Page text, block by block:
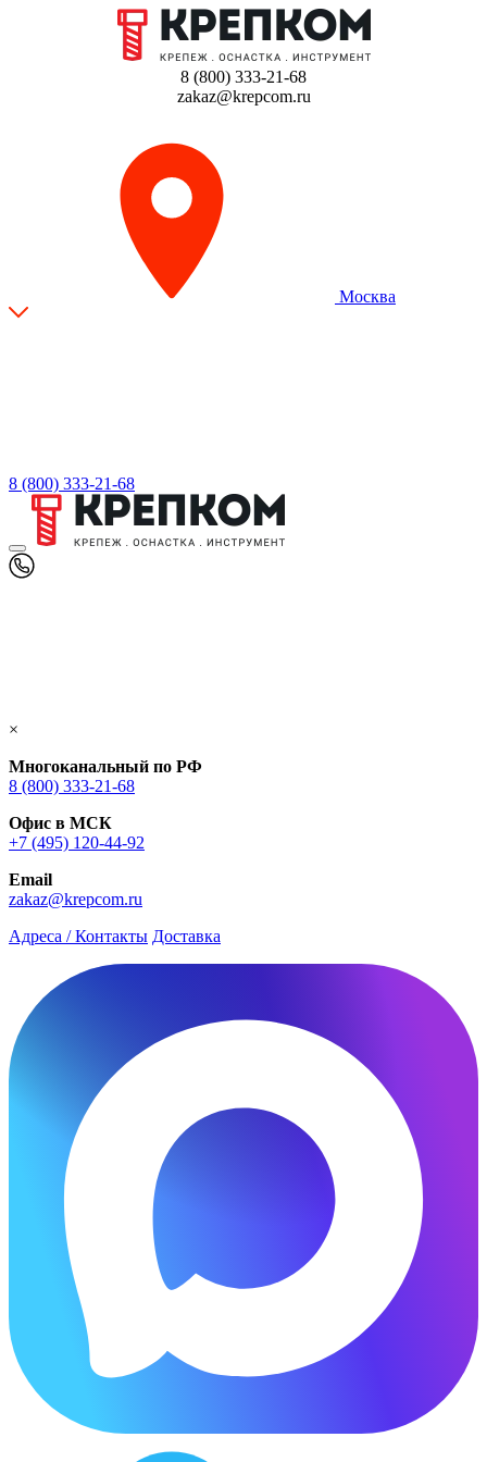
8 (800) 333-21-68
zakaz@krepcom.ru
Москва
8 (800) 333-21-68
×
Многоканальный по РФ
8 (800) 333‑21-68
Офис в МСК
+7 (495) 120-44-92
Email
zakaz@krepcom.ru
Адреса / Контакты Доставка